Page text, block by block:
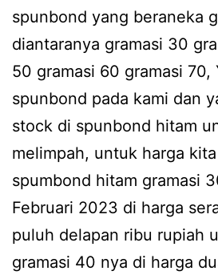
spunbond yang beraneka
diantaranya gramasi 30
50 gramasi 60 gramasi 70,
spunbond pada kami dan
stock di spunbond hitam
melimpah, untuk harga
spumbond hitam gramasi
Februari 2023 di harga
puluh delapan ribu rupiah
gramasi 40 nya di harga